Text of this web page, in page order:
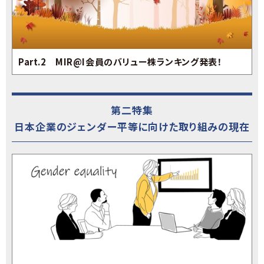
Part.2 MIR@I会員のバリュー株ランキング発表！
第二特集
日本企業のジェンダー平等に向けた取り組みの現在